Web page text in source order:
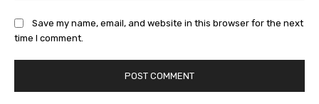
Save my name, email, and website in this browser for the next
time I comment.